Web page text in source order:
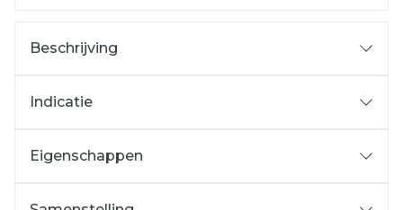
Beschrijving
Indicatie
Eigenschappen